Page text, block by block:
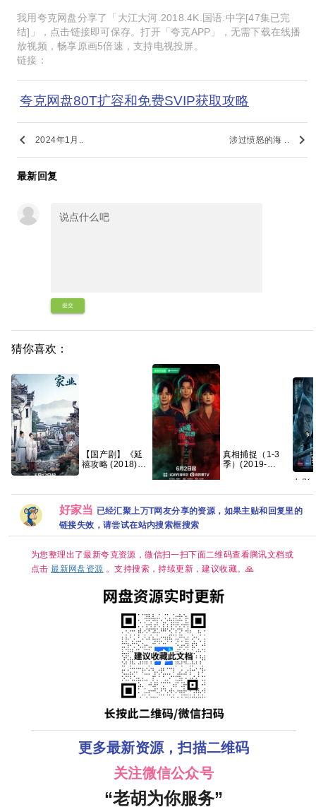
我用夸克网盘分享了「大江大河.2018.4K.国语.中字[47集已完
结]」，点击链接即可保存。打开「夸克APP」，无需下载在线播
放视频，畅享原画5倍速，支持电视投屏。
链接：
夸克网盘80T扩容和免费SVIP获取攻略
keyboard_arrow_left 2024年1月.. 涉过愤怒的海 .. keyboard_arrow_right
最新回复
提交
猜你喜欢：
60FPS 杜比音效
HiveWeb/简体中
文/夸克百度网盘/
单集1GB】
【国产剧】《延
禧攻略 (2018)》
【124G】
【灵魂摆渡·十年
(2026)】【全24
集】【1080P高
码】【国语中
字】【单
陆：悬疑 / 惊悚 /
短片 / 奇幻 / 冒
险】【主演: 于毅
真相捕捉（1-3
季）(2019-
语中字】
【22G】惊悚 犯
罪
电影
1994
资源
好家当 已经汇聚上万T网友分享的资源，如果主贴和回复里的
链接失效，请尝试在站内搜索框搜索
为您整理出了最新夸克资源，微信扫一扫下面二维码查看腾讯文档或
点击最新网盘资源 。支持搜索，持续更新，建议收藏。🙏
更多最新资源，扫描二维码
关注微信公众号
“老胡为你服务”